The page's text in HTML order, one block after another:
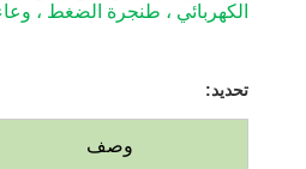
الكهربائي ، طنجرة الضغط ،
تحديد:
وصف